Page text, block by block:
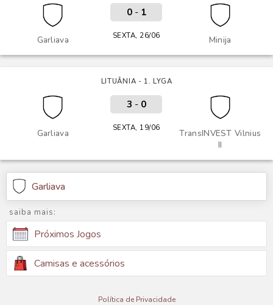
Garliava Minija
0- 1
SEXTA, 26/06
LITUÂNIA - 1. LYGA
Garliava
TransINVEST Vilnius
II
3 - 0
SEXTA, 19/06
Garliava
saiba mais:
Próximos Jogos
Camisas e acessórios
Política de Privacidade